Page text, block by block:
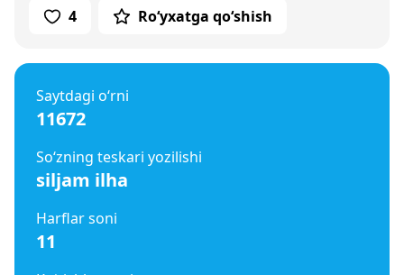
4 Ro‘yxatga qo‘shish
Saytdagi o‘rni
11672
So‘zning teskari yozilishi
siljam ilha
Harflar soni
11